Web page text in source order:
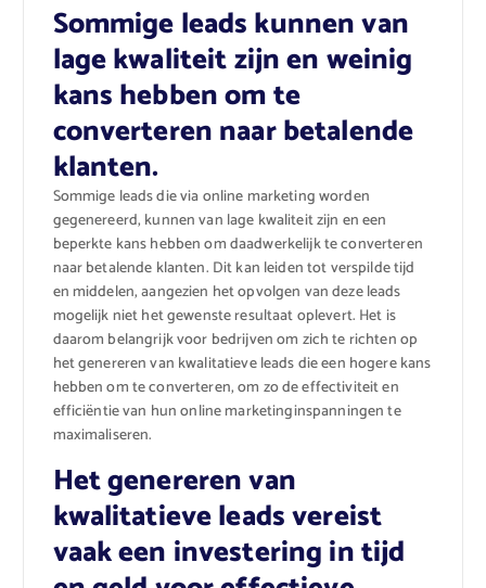
Sommige leads kunnen van
lage kwaliteit zijn en weinig
kans hebben om te
converteren naar betalende
klanten.
Sommige leads die via online marketing worden
gegenereerd, kunnen van lage kwaliteit zijn en een
beperkte kans hebben om daadwerkelijk te converteren
naar betalende klanten. Dit kan leiden tot verspilde tijd
en middelen, aangezien het opvolgen van deze leads
mogelijk niet het gewenste resultaat oplevert. Het is
daarom belangrijk voor bedrijven om zich te richten op
het genereren van kwalitatieve leads die een hogere kans
hebben om te converteren, om zo de effectiviteit en
efficiëntie van hun online marketinginspanningen te
maximaliseren.
Het genereren van
kwalitatieve leads vereist
vaak een investering in tijd